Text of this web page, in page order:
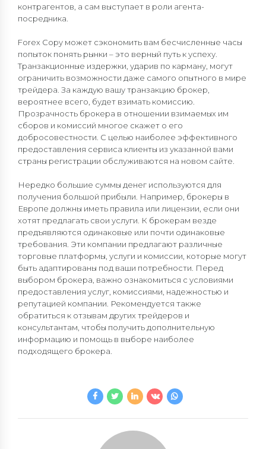
контрагентов, а сам выступает в роли агента-
посредника.
Forex Copy может сэкономить вам бесчисленные часы
попыток понять рынки – это верный путь к успеху.
Транзакционные издержки, ударив по карману, могут
ограничить возможности даже самого опытного в мире
трейдера. За каждую вашу транзакцию брокер,
вероятнее всего, будет взимать комиссию.
Прозрачность брокера в отношении взимаемых им
сборов и комиссий многое скажет о его
добросовестности. С целью наиболее эффективного
предоставления сервиса клиенты из указанной вами
страны регистрации обслуживаются на новом сайте.
Нередко большие суммы денег используются для
получения большой прибыли. Например, брокеры в
Европе должны иметь правила или лицензии, если они
хотят предлагать свои услуги. К брокерам везде
предъявляются одинаковые или почти одинаковые
требования. Эти компании предлагают различные
торговые платформы, услуги и комиссии, которые могут
быть адаптированы под ваши потребности. Перед
выбором брокера, важно ознакомиться с условиями
предоставления услуг, комиссиями, надежностью и
репутацией компании. Рекомендуется также
обратиться к отзывам других трейдеров и
консультантам, чтобы получить дополнительную
информацию и помощь в выборе наиболее
подходящего брокера.